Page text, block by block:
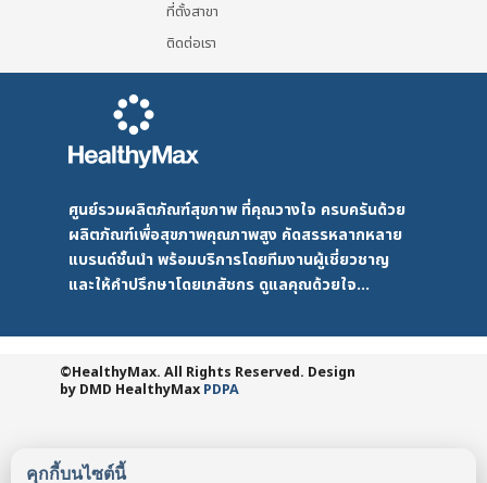
คุกกี้บนไซต์นี้
ที่ตั้งสาขา
ติดต่อเรา
ศูนย์รวมผลิตภัณฑ์สุขภาพ ที่คุณวางใจ ครบครันด้วย
ผลิตภัณฑ์เพื่อสุขภาพคุณภาพสูง คัดสรรหลากหลาย
แบรนด์ชั้นนำ พร้อมบริการโดยทีมงานผู้เชี่ยวชาญ
และให้คำปรึกษาโดยเภสัชกร ดูแลคุณด้วยใจ...
©HealthyMax. All Rights Reserved. Design
by DMD HealthyMax PDPA